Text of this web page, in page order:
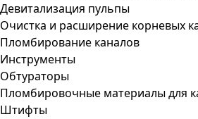
Девитализация пульпы
Очистка и расширение корневых
Пломбирование каналов
Инструменты
Обтураторы
Пломбировочные материалы для
Штифты